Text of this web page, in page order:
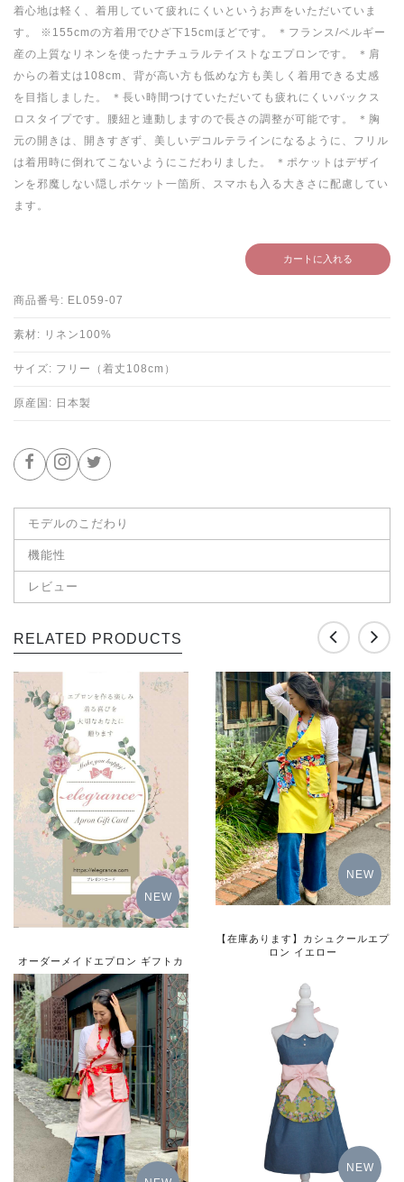
着心地は軽く、着用していて疲れにくいというお声をいただいていま
す。 ※155cmの方着用でひざ下15cmほどです。 ＊フランス/ベルギー
産の上質なリネンを使ったナチュラルテイストなエプロンです。 ＊肩
からの着丈は108cm、背が高い方も低めな方も美しく着用できる丈感
を目指しました。 ＊長い時間つけていただいても疲れにくいバックス
ロスタイプです。腰紐と連動しますので長さの調整が可能です。 ＊胸
元の開きは、開きすぎず、美しいデコルテラインになるように、フリル
は着用時に倒れてこないようにこだわりました。 ＊ポケットはデザイ
ンを邪魔しない隠しポケット一箇所、スマホも入る大きさに配慮してい
ます。
カートに入れる
商品番号: EL059-07
素材: リネン100%
サイズ: フリー（着丈108cm）
原産国: 日本製
モデルのこだわり
機能性
レビュー
RELATED PRODUCTS
NEW
オーダーメイドエプロン ギフトカ
ード
15,500円（税込）
詳細をみる
NEW
【在庫あります】カシュクールエプ
ロン イエロー
8,000円（税別）
詳細をみる
NEW